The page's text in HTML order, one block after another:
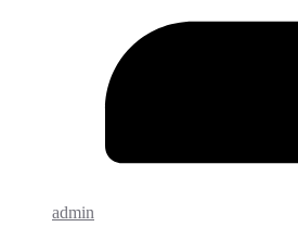
admin